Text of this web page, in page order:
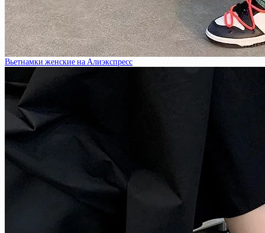
Вьетнамки женские на Алиэкспресс